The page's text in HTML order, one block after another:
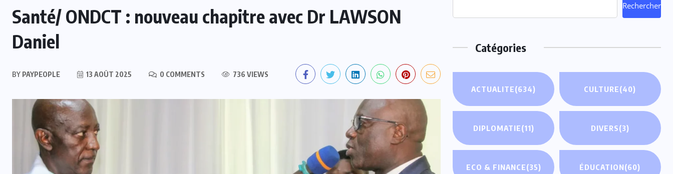
Santé/ ONDCT : nouveau chapitre avec Dr LAWSON
Daniel
BY PAYPEOPLE 13 AOÛT 2025 0 COMMENTS 736 VIEWS
Rechercher
Catégories
ACTUALITE(634) CULTURE(40)
DIPLOMATIE(11) DIVERS(3)
ECO & FINANCE(35) ÉDUCATION(60)